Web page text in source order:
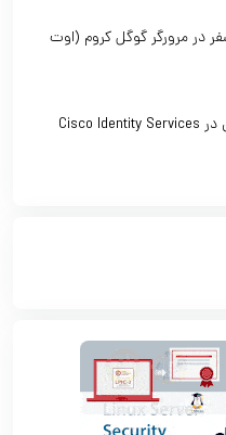
در مرورگر گوگل کروم (اوت
هشدار امنیتی فوری: آسیب‌پذیری بحرانی در Cisco Identity Services